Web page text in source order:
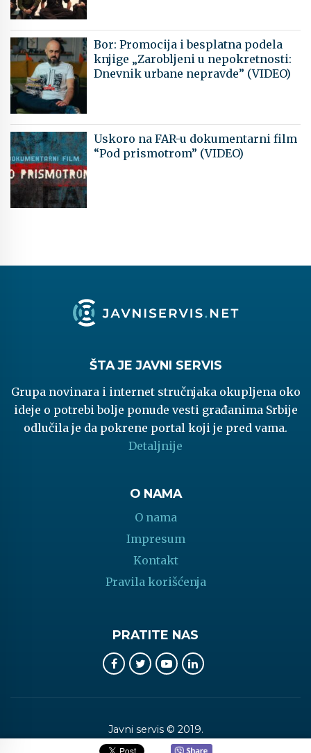
Bor: Promocija i besplatna podela
knjige „Zarobljeni u nepokretnosti:
Dnevnik urbane nepravde” (VIDEO)
Uskoro na FAR-u dokumentarni film
“Pod prismotrom” (VIDEO)
ŠTA JE JAVNI SERVIS
Grupa novinara i internet stručnjaka okupljena oko
ideje o potrebi bolje ponude vesti građanima Srbije
odlučila je da pokrene portal koji je pred vama.
Detaljnije
O NAMA
O nama
Impresum
Kontakt
Pravila korišćenja
PRATITE NAS
Javni servis © 2019.